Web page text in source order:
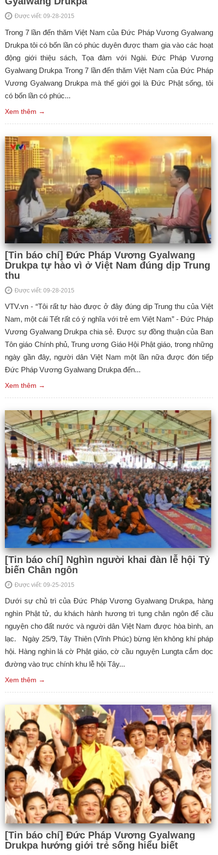
Được viết: 09-28-2015
Trong 7 lần đến thăm Việt Nam của Đức Pháp Vương Gyalwang
Drukpa tôi có bốn lần có phúc duyên được tham gia vào các hoạt
động giới thiệu sách, Tọa đàm với Ngài. Đức Pháp Vương
Gyalwang Drukpa Trong 7 lần đến thăm Việt Nam của Đức Pháp
Vương Gyalwang Drukpa mà thế giới gọi là Đức Phật sống, tôi
có bốn lần có phúc...
Xem thêm →
[Tin báo chí] Đức Pháp Vương Gyalwang
Drukpa tự hào vì ở Việt Nam đúng dịp Trung
thu
Được viết: 09-28-2015
VTV.vn - “Tôi rất tự hào được ở đây đúng dịp Trung thu của Việt
Nam, một cái Tết rất có ý nghĩa với trẻ em Việt Nam” - Đức Pháp
Vương Gyalwang Drukpa chia sẻ. Được sự đồng thuận của Ban
Tôn giáo Chính phủ, Trung ương Giáo Hội Phật giáo, trong những
ngày gần đây, người dân Việt Nam một lần nữa được đón tiếp
Đức Pháp Vương Gyalwang Drukpa đến...
Xem thêm →
[Tin báo chí] Nghìn người khai đàn lễ hội Tỷ
biến Chân ngôn
Được viết: 09-25-2015
Dưới sự chủ trì của Đức Pháp Vương Gyalwang Drukpa, hàng
nghìn Phật tử, du khách hành hương trì tụng chân ngôn để cầu
nguyện cho đất nước và người dân Việt Nam được hòa bình, an
lạc. Ngày 25/9, Tây Thiên (Vĩnh Phúc) bừng lên không khí pháp
hội. Hàng nghìn lá cờ Phật giáo, cờ cầu nguyện Lungta cắm dọc
đường vào trục chính khu lễ hội Tây...
Xem thêm →
[Tin báo chí] Đức Pháp Vương Gyalwang
Drukpa hướng giới trẻ sống hiểu biết